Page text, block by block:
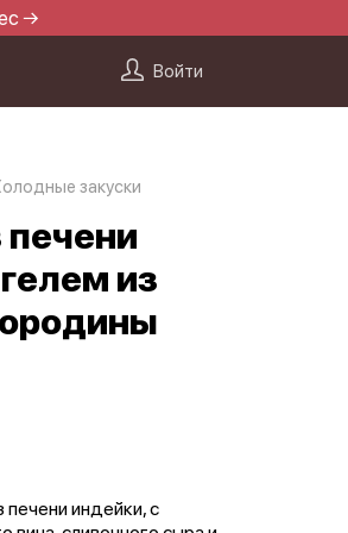
→
Войти
закуски
из
индейки, с